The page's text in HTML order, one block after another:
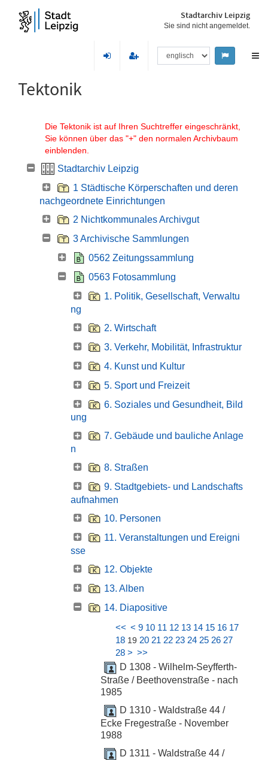
Stadtarchiv Leipzig
Sie sind nicht angemeldet.
Tektonik
Die Tektonik ist auf Ihren Suchtreffer eingeschränkt,
Sie können über das "+" den normalen Archivbaum
einblenden.
Stadtarchiv Leipzig
1 Städtische Körperschaften und deren
nachgeordnete Einrichtungen
2 Nichtkommunales Archivgut
3 Archivische Sammlungen
0562 Zeitungssammlung
0563 Fotosammlung
1. Politik, Gesellschaft, Verwaltu
ng
2. Wirtschaft
3. Verkehr, Mobilität, Infrastruktur
4. Kunst und Kultur
5. Sport und Freizeit
6. Soziales und Gesundheit, Bild
ung
7. Gebäude und bauliche Anlage
n
8. Straßen
9. Stadtgebiets- und Landschafts
aufnahmen
10. Personen
11. Veranstaltungen und Ereigni
sse
12. Objekte
13. Alben
14. Diapositive
<< < 9 10 11 12 13 14 15 16 17
18 19 20 21 22 23 24 25 26 27
28 > >>
D 1308 - Wilhelm-Seyfferth-
Straße / Beethovenstraße - nach
1985
D 1310 - Waldstraße 44 /
Ecke Fregestraße - November
1988
D 1311 - Waldstraße 44 /